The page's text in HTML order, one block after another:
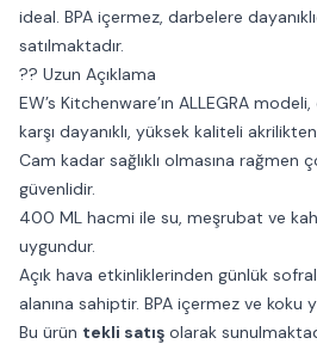
ideal. BPA içermez, darbelere
satılmaktadır.
?? Uzun Açıklama
EW’s Kitchenware’ın ALLEGRA
karşı dayanıklı, yüksek kaliteli
Cam kadar sağlıklı olmasına rağmen
güvenlidir.
400 ML hacmi ile su, meşrubat ve
uygundur.
Açık hava etkinliklerinden günlük
alanına sahiptir. BPA içermez ve koku
Bu ürün tekli satış olarak